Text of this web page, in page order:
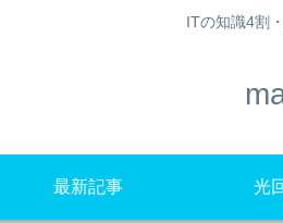
ITの知識4割
最新記事 光